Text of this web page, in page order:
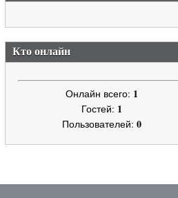
Кто онлайн
Онлайн всего: 1
Гостей: 1
Пользователей: 0